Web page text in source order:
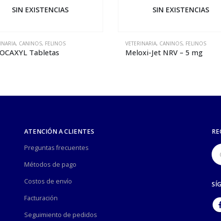
SIN EXISTENCIAS
VETERINARIA,CANINOS,
Meloxi-Jet NRV – 5 mg
SIN
VETERINARIA,CANINOS,
MELOCAXYL IV – 5 mg
ATENCIÓN A CLIENTES
Preguntas frecuentes
Métodos de pago
Costos de envío
Facturación
Seguimiento de pedidos